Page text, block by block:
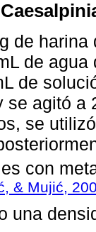
de
de
de
se agitó
se
con
& Mujić,
una